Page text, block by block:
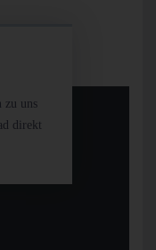
zu uns
direkt